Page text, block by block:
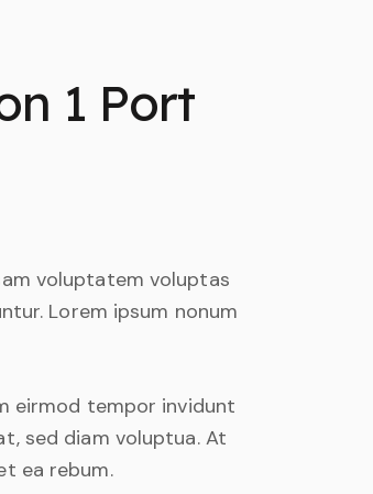
1 Port
voluptatem voluptas
Lorem ipsum nonum
eirmod tempor invidunt
sed diam voluptua. At
ea rebum.